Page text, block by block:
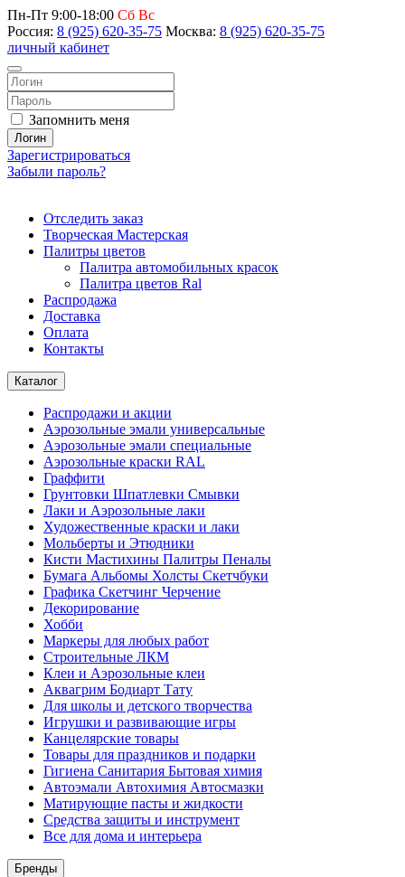
Пн-Пт 9:00-18:00 Сб Вс
Россия: 8 (925) 620-35-75 Москва: 8 (925) 620-35-75
личный кабинет
Запомнить меня
Логин
Зарегистрироваться
Забыли пароль?
Отследить заказ
Творческая Мастерская
Палитры цветов
Палитра автомобильных красок
Палитра цветов Ral
Распродажа
Доставка
Оплата
Контакты
Каталог
Распродажи и акции
Аэрозольные эмали универсальные
Аэрозольные эмали специальные
Аэрозольные краски RAL
Граффити
Грунтовки Шпатлевки Смывки
Лаки и Аэрозольные лаки
Художественные краски и лаки
Мольберты и Этюдники
Кисти Мастихины Палитры Пеналы
Бумага Альбомы Холсты Скетчбуки
Графика Скетчинг Черчение
Декорирование
Хобби
Маркеры для любых работ
Строительные ЛКМ
Клеи и Аэрозольные клеи
Аквагрим Бодиарт Тату
Для школы и детского творчества
Игрушки и развивающие игры
Канцелярские товары
Товары для праздников и подарки
Гигиена Санитария Бытовая химия
Автоэмали Автохимия Автосмазки
Матирующие пасты и жидкости
Средства защиты и инструмент
Все для дома и интерьера
Бренды